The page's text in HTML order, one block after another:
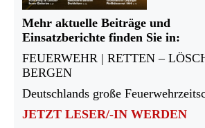
Mehr aktuelle Beiträge und
Einsatzberichte finden Sie in:
FEUERWEHR | RETTEN –
BERGEN
Deutschlands große
JETZT LESER/-IN WERDEN